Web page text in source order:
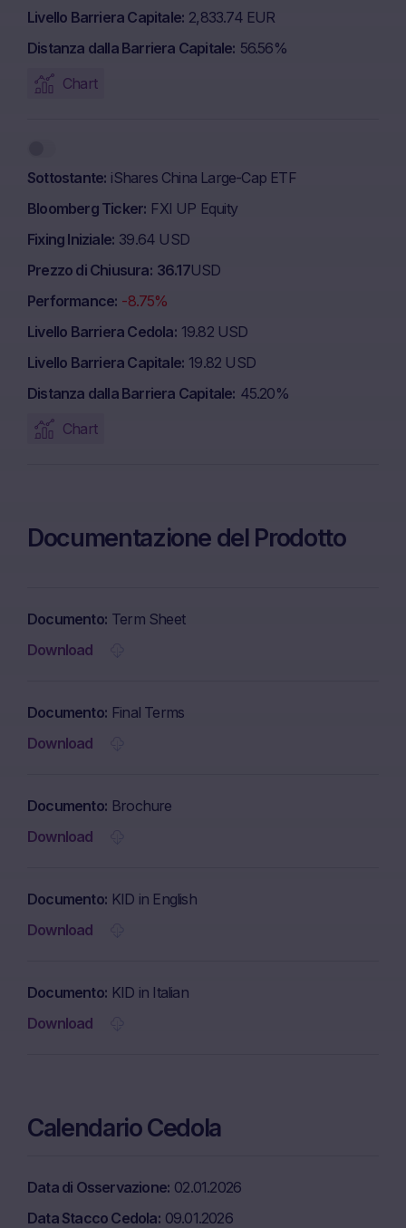
Livello Barriera Capitale 2,833.74 EUR
Distanza dalla Barriera Capitale 56.56%
Chart
Sottostante iShares China Large-Cap ETF
Bloomberg Ticker FXI UP Equity
Fixing Iniziale 39.64 USD
Prezzo di Chiusura 36.17USD
Performance -8.75%
Livello Barriera Cedola 19.82 USD
Livello Barriera Capitale 19.82 USD
Distanza dalla Barriera Capitale 45.20%
Chart
Documentazione del Prodotto
Documento Term Sheet
Download
Documento Final Terms
Download
Documento Brochure
Download
Documento KID in English
Download
Documento KID in Italian
Download
Calendario Cedola
Data di Osservazione 02.01.2026
Data Stacco Cedola 09.01.2026